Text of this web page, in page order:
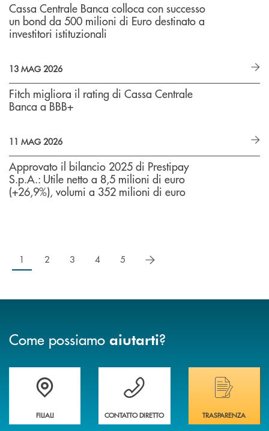
Cassa Centrale Banca colloca con successo
un bond da 500 milioni di Euro destinato a
investitori istituzionali
13 MAG 2026
Fitch migliora il rating di Cassa Centrale
Banca a BBB+
11 MAG 2026
Approvato il bilancio 2025 di Prestipay
S.p.A.: Utile netto a 8,5 milioni di euro
(+26,9%), volumi a 352 milioni di euro
1 2 3 4 5 successivo
Come possiamo aiutarti?
Trova la filiale più vicina a te
FILIALI
Hai bisogno di assistenza immediata ?
CONTATTO DIRETTO
Hai bisogno di
TRASPARENZA